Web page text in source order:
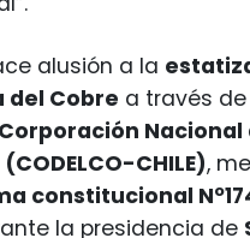
alusión a la
del Cobre a través
Nacional
CHILE),
constitucional
la presidencia de